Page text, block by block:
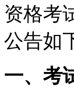
资格考
公告如
一、考